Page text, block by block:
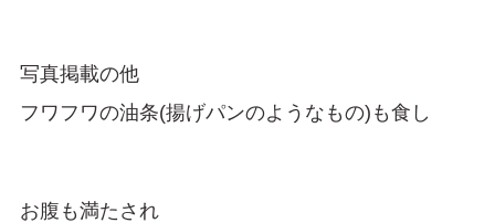
写真掲載の他
フワフワの油条(揚げパンのようなもの)も食し
お腹も満たされ